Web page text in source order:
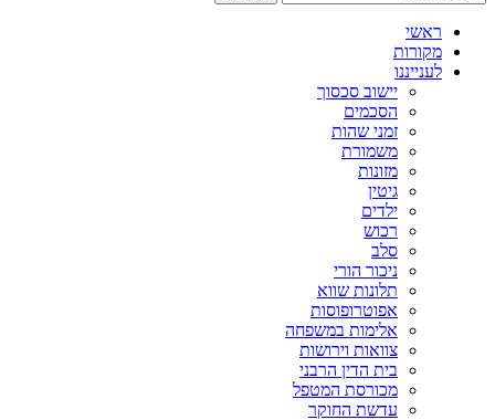
ראשי
מקורות
לענייננו
יישוב סכסוך
הסכמים
זמני שהות
משמורת
מזונות
גיטין
ילדים
רכוש
סלב
ניכור הורי
תלונות שווא
אפוטרופוסות
אלימות במשפחה
צוואות וירושות
בית הדין הרבני
מכורסת המטפל
עדשת החוקר